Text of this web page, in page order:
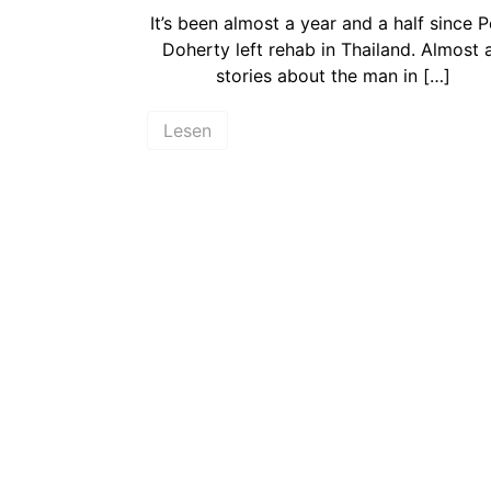
It’s been almost a year and a half since
Doherty left rehab in Thailand. Almost
stories about the man in […]
Lesen